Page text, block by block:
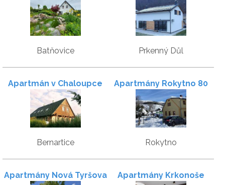
Batňovice Prkenný Důl
Apartmán v Chaloupce
na Vršku
Bernartice
Apartmány Rokytno 80
Rokytno
Apartmány Nová Tyršova Apartmány Krkonoše